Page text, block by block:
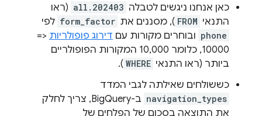
כאן אנחנו ניגשים לטבלה all.202403 (ראו
התנאי FROM ), מסננים את form_factor לפי
phone ובוחרים מקורות עם דירוג פופולריות <=
10000, כלומר 10,000 המקורות הפופולריים
ביותר (ראו התנאי WHERE
).
כששולחים שאילתה לגבי המדד
navigation_types
ב-BigQuery, צריך לחלק
את התוצאה בסכום של הפלחים של